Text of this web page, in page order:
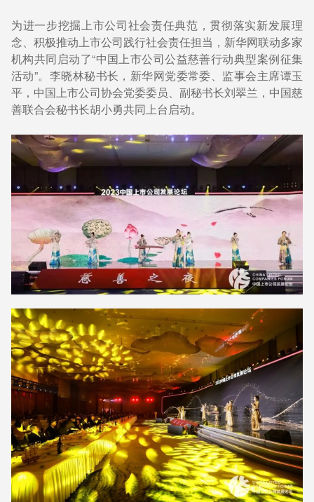
为进一步挖掘上市公司社会责任典范，贯彻落实新发展理
念、积极推动上市公司践行社会责任担当，新华网联动多家
机构共同启动了“中国上市公司公益慈善行动典型案例征集
活动”。李晓林秘书长，新华网党委常委、监事会主席谭玉
平，中国上市公司协会党委委员、副秘书长刘翠兰，中国慈
善联合会秘书长胡小勇共同上台启动。